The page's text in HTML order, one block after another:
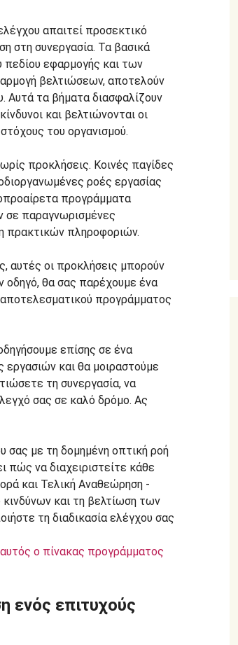
απαιτεί προσεκτικό
στη συνεργασία. Τα βασικά
πεδίου εφαρμογής και των
βελτιώσεων, αποτελούν
Αυτά τα βήματα διασφαλίζουν
και βελτιώνονται οι
του οργανισμού.
προκλήσεις. Κοινές παγίδες
ροές εργασίας
προγράμματα
σε παραγνωρισμένες
πρακτικών πληροφοριών.
αυτές οι προκλήσεις μπορούν
οδηγό, θα σας παρέχουμε ένα
προγράμματος
επίσης σε ένα
και θα μοιραστούμε
τη συνεργασία, να
σας σε καλό δρόμο. Ας
ο πίνακας προγράμματος
ενός επιτυχούς